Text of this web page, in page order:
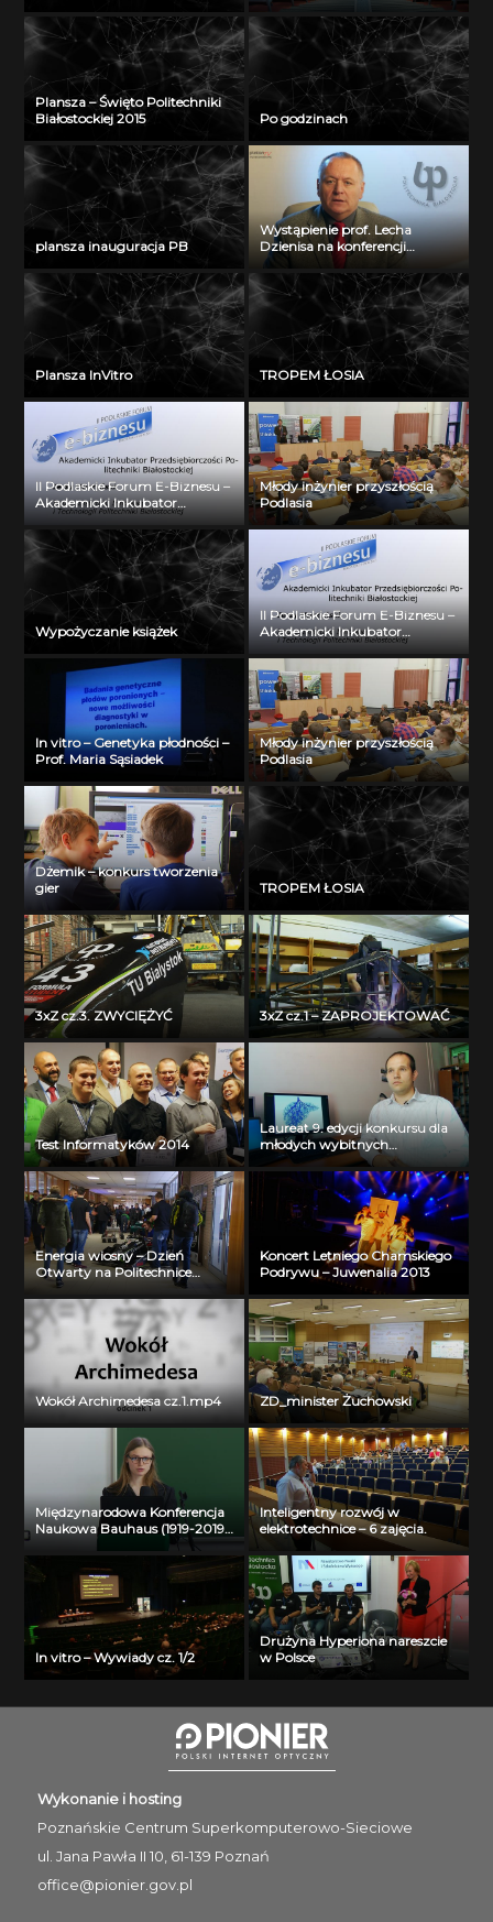
Plansza – Święto Politechniki
Białostockiej 2015
Po godzinach
plansza inauguracja PB
Wystąpienie prof. Lecha
Dzienisa na konferencji
„Integration, partnership and
innovations in civil engineering
and education”
Plansza InVitro TROPEM ŁOSIA
II Podlaskie Forum E-Biznesu –
Akademicki Inkubator
Przedsiębiorczości Politechniki
Białostockiej – Jerzy Muszyński
Młody inżynier przyszłością
Podlasia
Wypożyczanie książek
II Podlaskie Forum E-Biznesu –
Akademicki Inkubator
Przedsiębiorczości Politechniki
Białostockiej – Jerzy Muszyński
In vitro – Genetyka płodności –
Prof. Maria Sąsiadek
Młody inżynier przyszłością
Podlasia
Dżemik – konkurs tworzenia
gier
TROPEM ŁOSIA
3xZ cz.3. ZWYCIĘŻYĆ 3xZ cz.1 – ZAPROJEKTOWAĆ
Test Informatyków 2014
Laureat 9. edycji konkursu dla
młodych wybitnych
naukowców- dr inż. Krzysztof
Jurczuk
Energia wiosny – Dzień
Otwarty na Politechnice
Białostockiej
Koncert Letniego Chamskiego
Podrywu – Juwenalia 2013
Wokół Archimedesa cz.1.mp4 ZD_minister Żuchowski
Międzynarodowa Konferencja
Naukowa Bauhaus (1919-2019)
Past – Present – Future – Liva
Inteligentny rozwój w
elektrotechnice – 6 zajęcia.
In vitro – Wywiady cz. 1/2
Drużyna Hyperiona nareszcie
w Polsce
Wykonanie i hosting
Poznańskie Centrum Superkomputerowo-Sieciowe
ul. Jana Pawła II 10, 61-139 Poznań
office@pionier.gov.pl